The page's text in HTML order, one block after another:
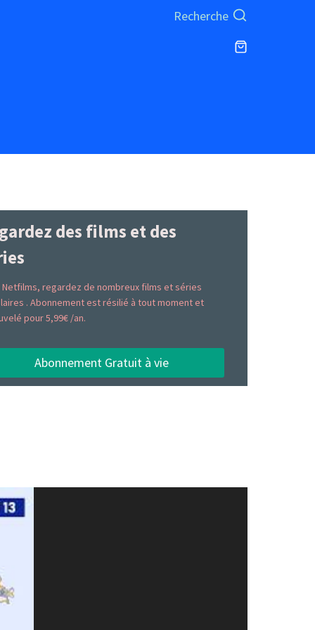
Recherche
des films et des
Netfilms, regardez de nombreux films et séries
. Abonnement est résilié à tout moment et
pour 5,99€ /an.
Abonnement Gratuit à vie